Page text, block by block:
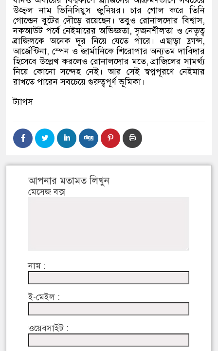
উজ্জ্বল নাম ভিনিসিয়ুস জুনিয়র। চার গোল করে তিনি
গোল্ডেন বুটের দৌড়ে রয়েছেন। তবুও রোনালদোর বিশ্বাস,
নকআউট পর্বে নেইমারের অভিজ্ঞতা,সৃজনশীলতা ও নেতৃত্ব
ব্রাজিলকে অনেক দূর নিয়ে যেতে পারে। এছাড়া ফ্রান্স,
আর্জেন্টিনা, স্পেন ও জার্মানিকে শিরোপার অন্যতম দাবিদার
হিসেবে উল্লেখ করলেও রোনালদোর মতে,ব্রাজিলের সামর্থ্য
নিয়ে কোনো সন্দেহ নেই। আর সেই স্বপ্নপূরণে নেইমার
রাখতে পারেন সবচেয়ে গুরুত্বপূর্ণ ভূমিকা।
ট্যাগস
আপনার মতামত লিখুন
মেসেজ বক্স
নাম :
ই-মেইল :
ওয়েবসাইট :